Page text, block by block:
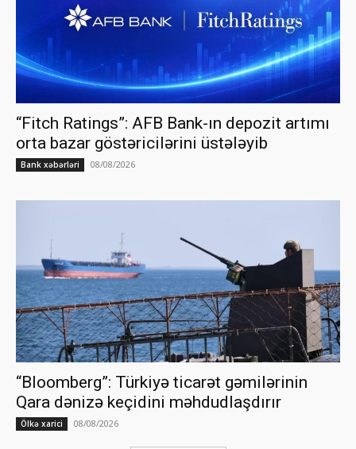
“Fitch Ratings”: AFB Bank-ın depozit artımı
orta bazar göstəricilərini üstələyib
Bank xəbərləri 08/08/2026
“Bloomberg”: Türkiyə ticarət gəmilərinin
Qara dənizə keçidini məhdudlaşdırır
Ölkə xarici 08/08/2026